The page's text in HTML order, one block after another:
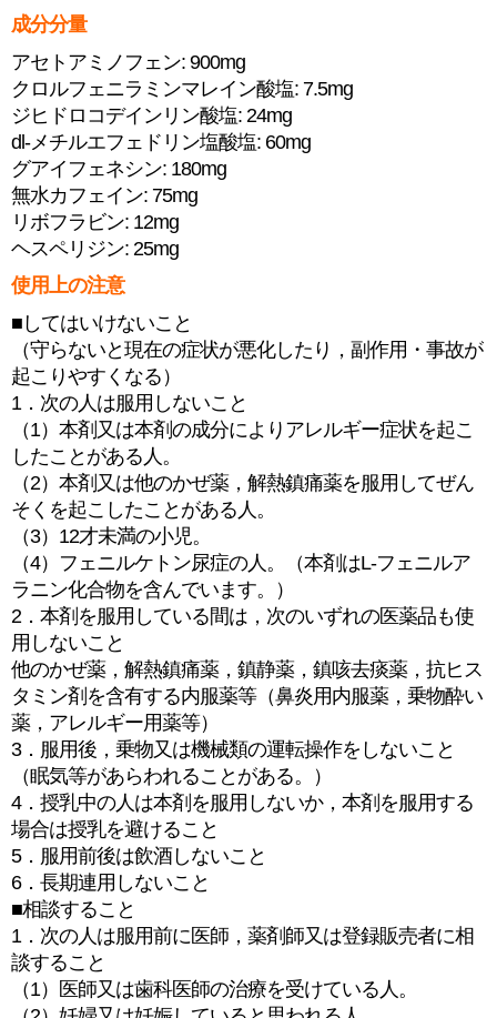
成分分量
アセトアミノフェン: 900mg
クロルフェニラミンマレイン酸塩: 7.5mg
ジヒドロコデインリン酸塩: 24mg
dl-メチルエフェドリン塩酸塩: 60mg
グアイフェネシン: 180mg
無水カフェイン: 75mg
リボフラビン: 12mg
ヘスペリジン: 25mg
使用上の注意
■してはいけないこと
（守らないと現在の症状が悪化したり，副作用・事故が
起こりやすくなる）
1．次の人は服用しないこと
（1）本剤又は本剤の成分によりアレルギー症状を起こ
したことがある人。
（2）本剤又は他のかぜ薬，解熱鎮痛薬を服用してぜん
そくを起こしたことがある人。
（3）12才未満の小児。
（4）フェニルケトン尿症の人。（本剤はL-フェニルア
ラニン化合物を含んでいます。）
2．本剤を服用している間は，次のいずれの医薬品も使
用しないこと
他のかぜ薬，解熱鎮痛薬，鎮静薬，鎮咳去痰薬，抗ヒス
タミン剤を含有する内服薬等（鼻炎用内服薬，乗物酔い
薬，アレルギー用薬等）
3．服用後，乗物又は機械類の運転操作をしないこと
（眠気等があらわれることがある。）
4．授乳中の人は本剤を服用しないか，本剤を服用する
場合は授乳を避けること
5．服用前後は飲酒しないこと
6．長期連用しないこと
■相談すること
1．次の人は服用前に医師，薬剤師又は登録販売者に相
談すること
（1）医師又は歯科医師の治療を受けている人。